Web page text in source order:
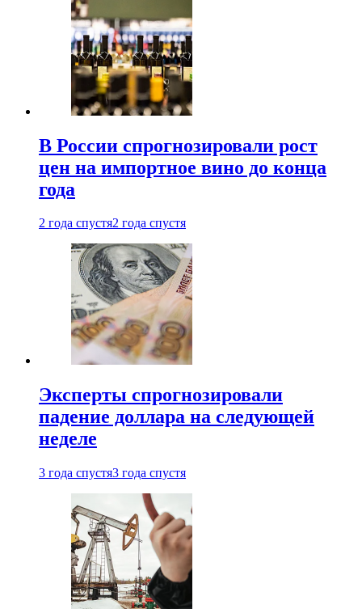
В России спрогнозировали рост
цен на импортное вино до конца
года
2 года спустя2 года спустя
Эксперты спрогнозировали
падение доллара на следующей
неделе
3 года спустя3 года спустя